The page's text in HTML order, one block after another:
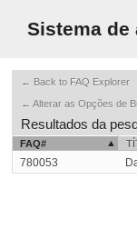
Sistema de
← Back to FAQ Explorer
← Alterar as Opções de
Resultados da
FAQ#
780053